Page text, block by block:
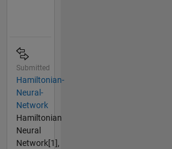
Submitted
Hamiltonian-
Neural-
Network
Hamiltonian
Neural
Network[1],